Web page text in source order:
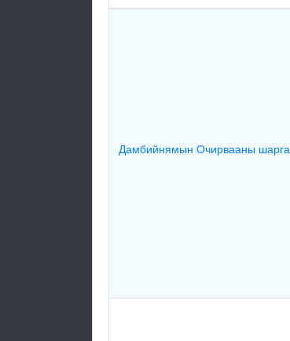
Дамбийнямын Очирвааны шарга